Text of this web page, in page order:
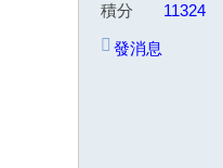
積分 11324
發消息